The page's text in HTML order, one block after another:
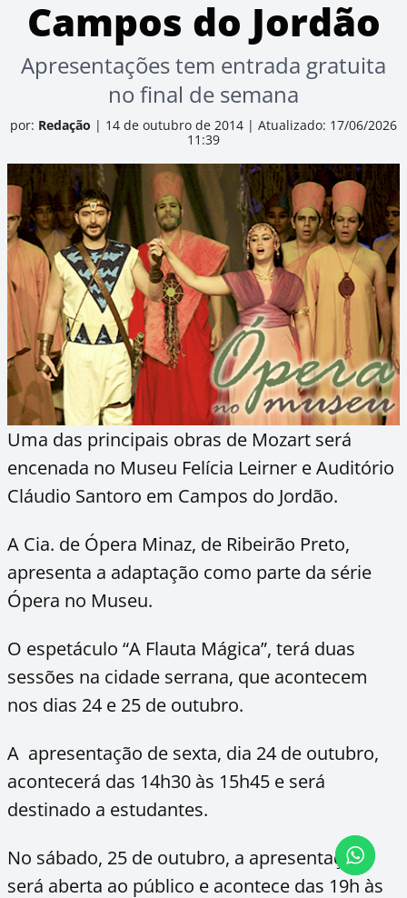
Campos do Jordão
Apresentações tem entrada gratuita
no final de semana
por: Redação | 14 de outubro de 2014 | Atualizado: 17/06/2026
11:39
Uma das principais obras de Mozart será
encenada no Museu Felícia Leirner e Auditório
Cláudio Santoro em Campos do Jordão.
A Cia. de Ópera Minaz, de Ribeirão Preto,
apresenta a adaptação como parte da série
Ópera no Museu.
O espetáculo “A Flauta Mágica”, terá duas
sessões na cidade serrana, que acontecem
nos dias 24 e 25 de outubro.
A apresentação de sexta, dia 24 de outubro,
acontecerá das 14h30 às 15h45 e será
destinado a estudantes.
No sábado, 25 de outubro, a apresentação
será aberta ao público e acontece das 19h às